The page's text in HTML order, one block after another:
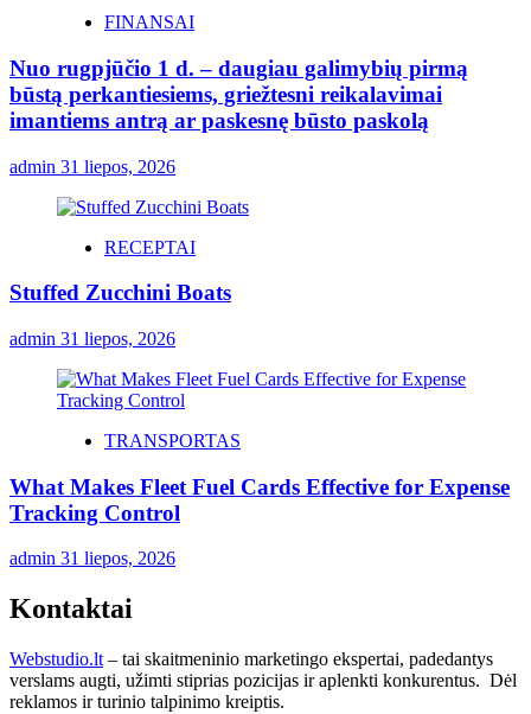
FINANSAI
Nuo rugpjūčio 1 d. – daugiau galimybių pirmą
būstą perkantiesiems, griežtesni reikalavimai
imantiems antrą ar paskesnę būsto paskolą
admin 31 liepos, 2026
RECEPTAI
Stuffed Zucchini Boats
admin 31 liepos, 2026
TRANSPORTAS
What Makes Fleet Fuel Cards Effective for Expense
Tracking Control
admin 31 liepos, 2026
Kontaktai
Webstudio.lt – tai skaitmeninio marketingo ekspertai, padedantys
verslams augti, užimti stiprias pozicijas ir aplenkti konkurentus. Dėl
reklamos ir turinio talpinimo kreiptis.